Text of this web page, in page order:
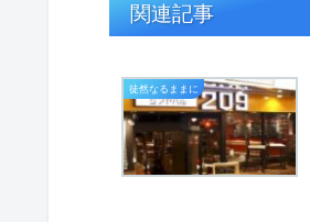
関連記事
徒然なるままに